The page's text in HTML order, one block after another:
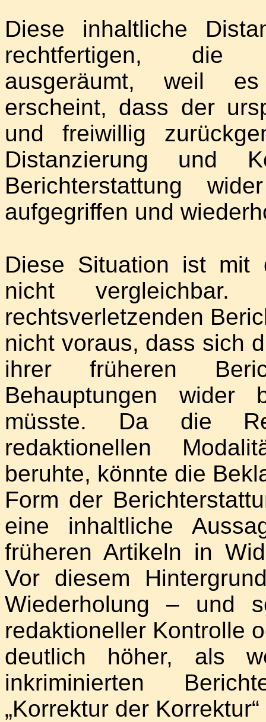
Diese inhaltliche
rechtfertigen, die
ausgeräumt, weil es
erscheint, dass der
und freiwillig
Distanzierung und
Berichterstattung
aufgegriffen und
Diese Situation ist mit
nicht
rechtsverletzenden
nicht voraus, dass sich
ihrer früheren
Behauptungen wider
müsste. Da die
redaktionellen
beruhte, könnte die
Form der
eine inhaltliche
früheren Artikeln in
Vor diesem
Wiederholung – und
redaktioneller Kontrolle
deutlich höher, als
inkriminierten
„Korrektur der